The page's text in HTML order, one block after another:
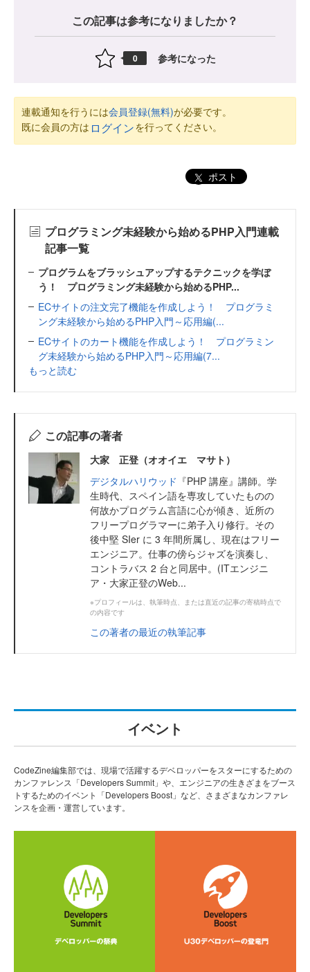
この記事は参考になりましたか？
0 参考になった
連載通知を行うには会員登録(無料)が必要です。
既に会員の方は ログインを行ってください。
ポスト
プログラミング未経験から始めるPHP入門連載
記事一覧
プログラムをブラッシュアップするテクニックを学ぼ
う！ プログラミング未経験から始めるPHP...
ECサイトの注文完了機能を作成しよう！ プログラミ
ング未経験から始めるPHP入門～応用編(...
ECサイトのカート機能を作成しよう！ プログラミン
グ未経験から始めるPHP入門～応用編(7...
もっと読む
この記事の著者
大家 正登（オオイエ マサト）
デジタルハリウッド 『PHP 講座』講師。学
生時代、スペイン語を専攻していたものの
何故かプログラム言語に心が傾き、近所の
フリープログラマーに弟子入り修行。その
後中堅 SIer に 3 年間所属し、現在はフリー
エンジニア。仕事の傍らジャズを演奏し、
コントラバス 2 台と同居中。(ITエンジニ
ア・大家正登のWeb...
※プロフィールは、執筆時点、または直近の記事の寄稿時点で
の内容です
この著者の最近の執筆記事
イベント
CodeZine編集部では、現場で活躍するデベロッパーをスターにするための
カンファレンス「Developers Summit」や、エンジニアの生きざまをブース
トするためのイベント「Developers Boost」など、さまざまなカンファレ
ンスを企画・運営しています。